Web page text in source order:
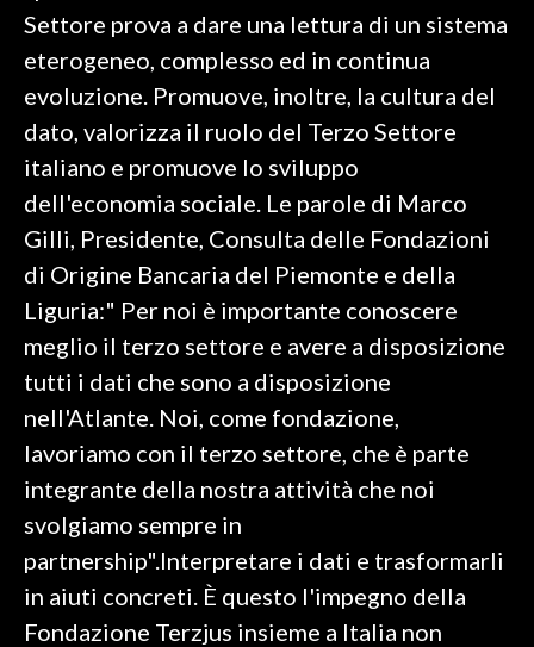
Settore prova a dare una lettura di un sistema
eterogeneo, complesso ed in continua
evoluzione. Promuove, inoltre, la cultura del
dato, valorizza il ruolo del Terzo Settore
italiano e promuove lo sviluppo
dell'economia sociale. Le parole di Marco
Gilli, Presidente, Consulta delle Fondazioni
di Origine Bancaria del Piemonte e della
Liguria:" Per noi è importante conoscere
meglio il terzo settore e avere a disposizione
tutti i dati che sono a disposizione
nell'Atlante. Noi, come fondazione,
lavoriamo con il terzo settore, che è parte
integrante della nostra attività che noi
svolgiamo sempre in
partnership".Interpretare i dati e trasformarli
in aiuti concreti. È questo l'impegno della
Fondazione Terzjus insieme a Italia non